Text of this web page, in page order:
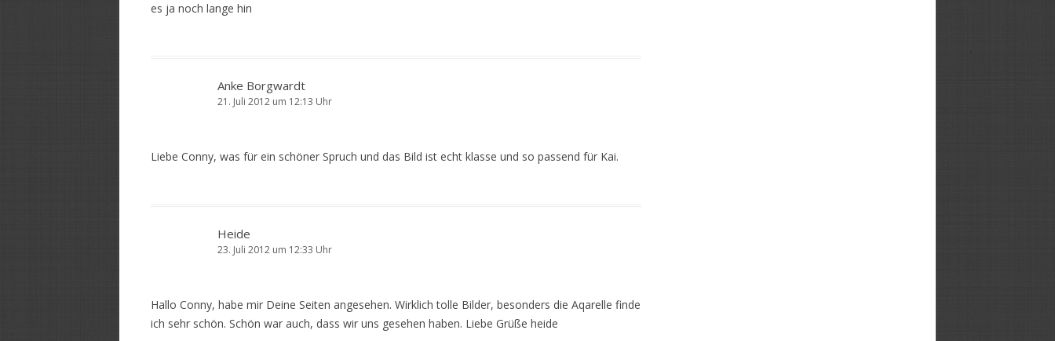
es ja noch lange hin
Anke Borgwardt
21. Juli 2012 um 12:13 Uhr
Liebe Conny, was für ein schöner Spruch und das Bild ist echt klasse und so passend für Kai.
Heide
23. Juli 2012 um 12:33 Uhr
Hallo Conny, habe mir Deine Seiten angesehen. Wirklich tolle Bilder, besonders die Aqarelle finde
ich sehr schön. Schön war auch, dass wir uns gesehen haben. Liebe Grüße heide